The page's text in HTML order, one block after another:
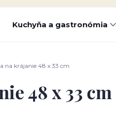
Kuchyňa a gastronómia
na krájanie 48 x 33 cm
48 x 33 cm